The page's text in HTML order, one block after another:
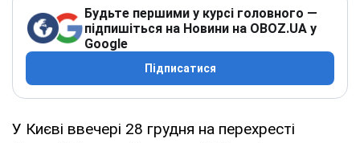
Будьте першими у курсі головного —
підпишіться на Новини на OBOZ.UA у
Google
Підписатися
У Києві ввечері 28 грудня на перехресті